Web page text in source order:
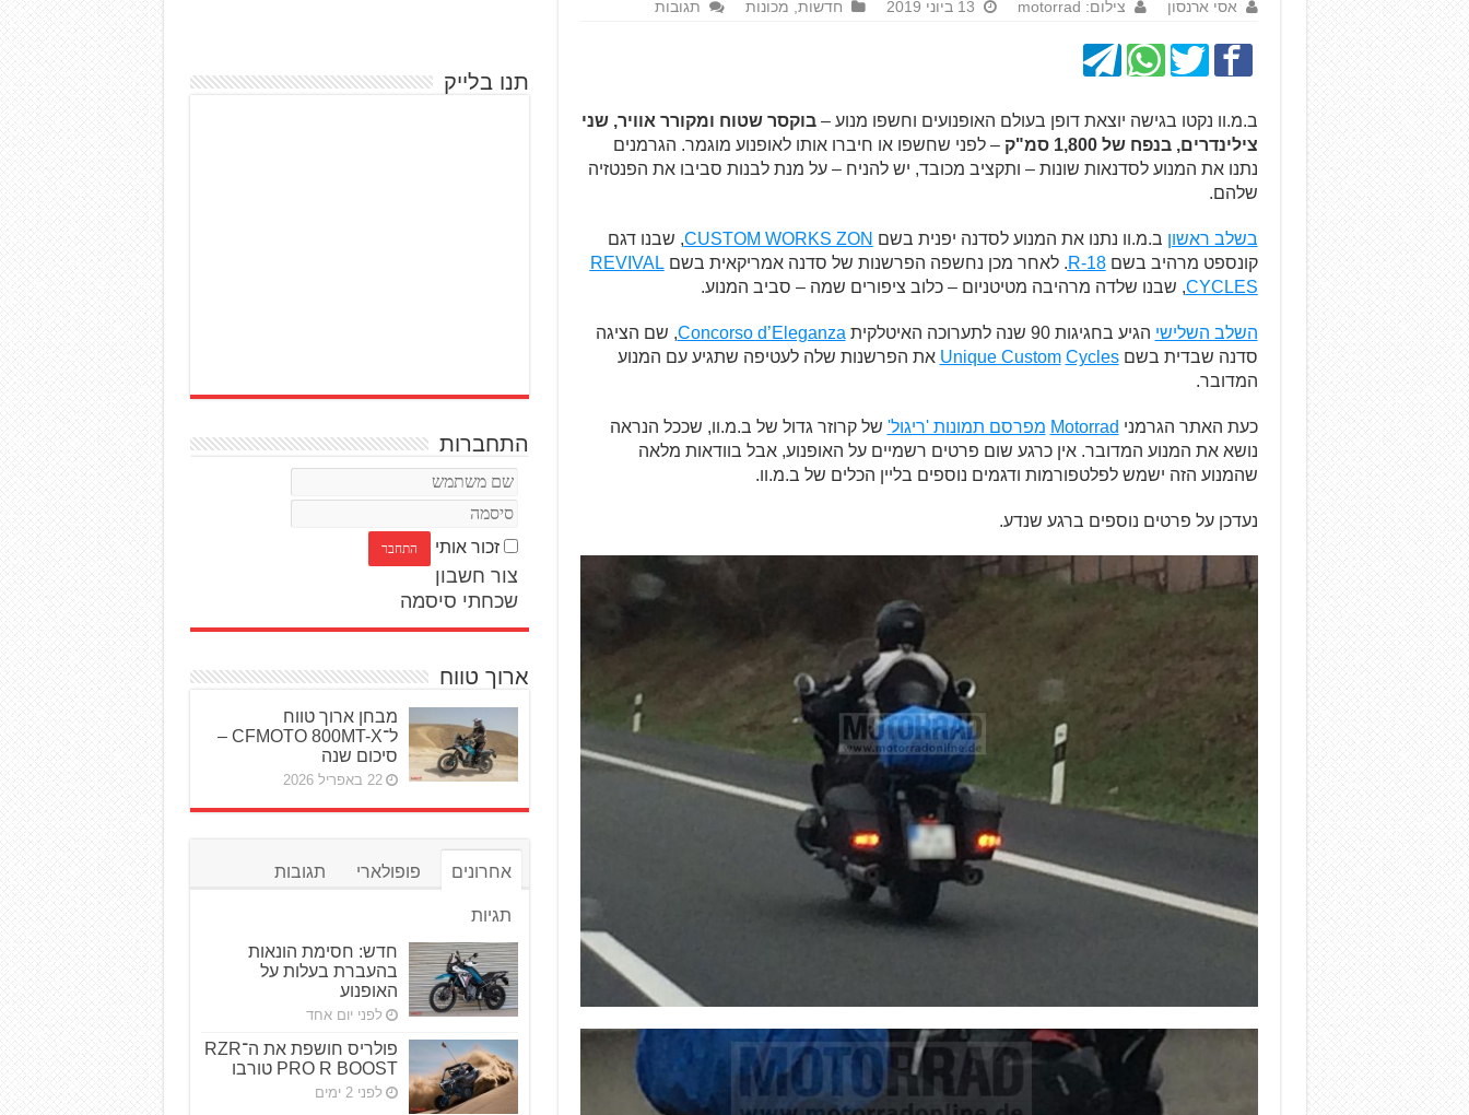
אסי ארנסון צילום: motorrad 13 ביוני 2019 חדשות מכונות תגובות
ב.מ.וו נקטו בגישה יוצאת דופן בעולם האופנועים וחשפו מנוע –בוקסר שטוח ומקורר אוויר, שני
צילינדרים, בנפח של 1,800 סמ"ק
– לפני שחשפו או חיברו אותו לאופנוע מוגמר. הגרמנים
נתנו את המנוע לסדנאות שונות – ותקציב מכובד, יש להניח – על מנת לבנות סביבו את הפנטזיה
שלהם.
בשלב ראשון ב.מ.וו נתנו את המנוע לסדנה יפנית בשם CUSTOM WORKS ZON, שבנו דגם
קונספט מרהיב בשםR-18. לאחר מכן נחשפה הפרשנות של סדנה אמריקאית בשם REVIVAL
CYCLES, שבנו שלדה מרהיבה מטיטניום – כלוב ציפורים שמה – סביב המנוע.
השלב השלישי הגיע בחגיגות 90 שנה לתערוכה האיטלקית Concorso d’Eleganza, שם הציגה
סדנה שבדית בשם
Unique Custom Cycles
את הפרשנות שלה לעטיפה שתגיע עם המנוע
המדובר.
כעת האתר הגרמני Motorrad מפרסם תמונות 'ריגול' של קרוזר גדול של ב.מ.וו, שככל הנראה
נושא את המנוע המדובר. אין כרגע שום פרטים רשמיים על האופנוע, אבל בוודאות מלאה
שהמנוע הזה ישמש לפלטפורמות ודגמים נוספים בליין הכלים של ב.מ.וו.
נעדכן על פרטים נוספים ברגע שנדע.
תנו בלייק
התחברות
זכור אותי
צור חשבון
שכחתי סיסמה
ארוך טווח
מבחן ארוך טווח
ל־CFMOTO 800MT-X –
סיכום שנה
22 באפריל 2026
אחרונים פופולארי תגובות
תגיות
חדש: חסימת הונאות
בהעברת בעלות על
האופנוע
לפני יום אחד
פולריס חושפת את ה־RZR
PRO R BOOST טורבו
לפני 2 ימים